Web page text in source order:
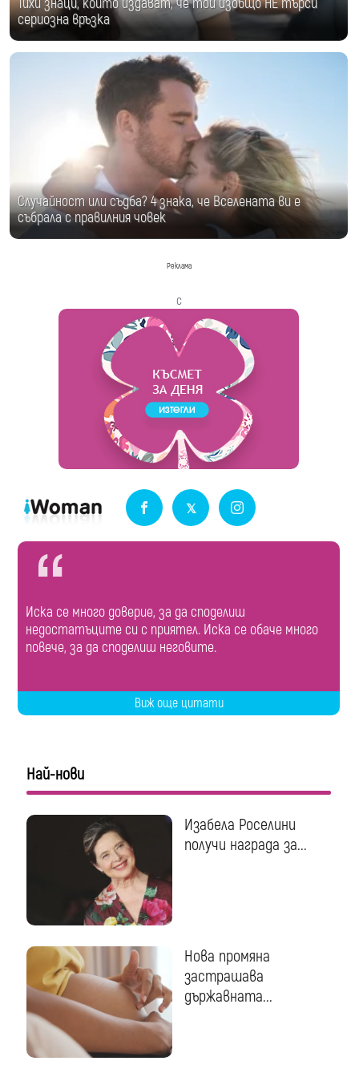
сериозна връзка
Случайност или съдба? 4 знака, че Вселената ви е
събрала с правилния човек
Реклама
с
Иска се много доверие, за да споделиш
недостатъците си с приятел. Иска се обаче много
повече, за да споделиш неговите.
Виж още цитати
Най-нови
Изабела Роселини
получи награда за...
Нова промяна
застрашава
държавната...